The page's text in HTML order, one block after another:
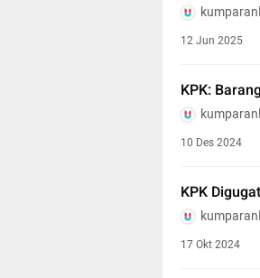
12 Jun 2025
KPK:
10 Des 2024
KPK
17 Okt 2024